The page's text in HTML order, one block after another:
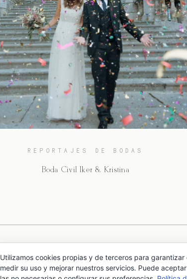
REPORTAJES DE BODAS
Boda Civil Iker & Kristina
Utilizamos cookies propias y de terceros para
medir su uso y mejorar nuestros servicios. Puede